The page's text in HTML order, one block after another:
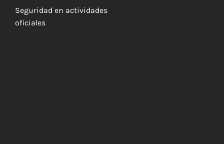
Seguridad en actividades
oficiales